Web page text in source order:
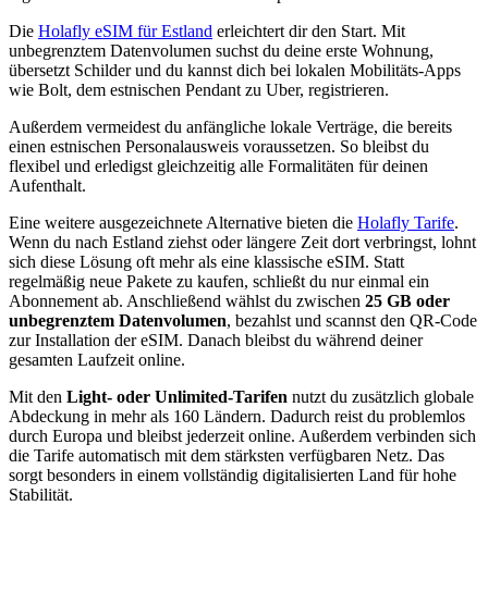
Die Holafly eSIM für Estland erleichtert dir den Start. Mit
unbegrenztem Datenvolumen suchst du deine erste Wohnung,
übersetzt Schilder und du kannst dich bei lokalen Mobilitäts-Apps
wie Bolt, dem estnischen Pendant zu Uber, registrieren.
Außerdem vermeidest du anfängliche lokale Verträge, die bereits
einen estnischen Personalausweis voraussetzen. So bleibst du
flexibel und erledigst gleichzeitig alle Formalitäten für deinen
Aufenthalt.
Eine weitere ausgezeichnete Alternative bieten die Holafly Tarife.
Wenn du nach Estland ziehst oder längere Zeit dort verbringst, lohnt
sich diese Lösung oft mehr als eine klassische eSIM. Statt
regelmäßig neue Pakete zu kaufen, schließt du nur einmal ein
Abonnement ab. Anschließend wählst du zwischen 25 GB oder
unbegrenztem Datenvolumen, bezahlst und scannst den QR-Code
zur Installation der eSIM. Danach bleibst du während deiner
gesamten Laufzeit online.
Mit den Light- oder Unlimited-Tarifen nutzt du zusätzlich globale
Abdeckung in mehr als 160 Ländern. Dadurch reist du problemlos
durch Europa und bleibst jederzeit online. Außerdem verbinden sich
die Tarife automatisch mit dem stärksten verfügbaren Netz. Das
sorgt besonders in einem vollständig digitalisierten Land für hohe
Stabilität.